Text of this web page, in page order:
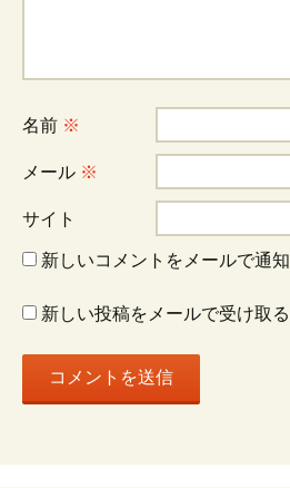
ー
シ
ョ
ン
名前 ※
メール ※
サイト
新しいコメントをメールで通知
新しい投稿をメールで受け取る